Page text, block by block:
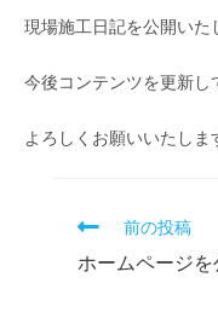
現場施工日記を公開いた
今後コンテンツを更新し
よろしくお願いいたしま
前の投稿
ホームページを